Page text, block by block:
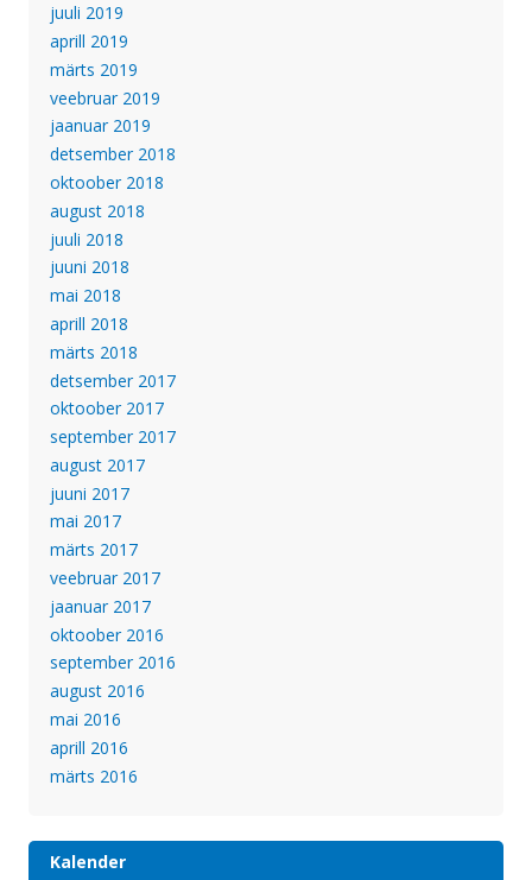
juuli 2019
aprill 2019
märts 2019
veebruar 2019
jaanuar 2019
detsember 2018
oktoober 2018
august 2018
juuli 2018
juuni 2018
mai 2018
aprill 2018
märts 2018
detsember 2017
oktoober 2017
september 2017
august 2017
juuni 2017
mai 2017
märts 2017
veebruar 2017
jaanuar 2017
oktoober 2016
september 2016
august 2016
mai 2016
aprill 2016
märts 2016
Kalender